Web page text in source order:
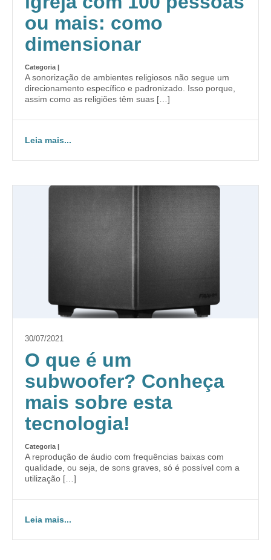
ou mais: como
dimensionar
Categoria |
A sonorização de ambientes religiosos não segue um
direcionamento específico e padronizado. Isso porque,
assim como as religiões têm suas […]
Leia mais...
30/07/2021
O que é um
subwoofer? Conheça
mais sobre esta
tecnologia!
Categoria |
A reprodução de áudio com frequências baixas com
qualidade, ou seja, de sons graves, só é possível com a
utilização […]
Leia mais...